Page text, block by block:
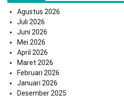
Agustus 2026
Juli 2026
Juni 2026
Mei 2026
April 2026
Maret 2026
Februari 2026
Januari 2026
Desember 2025